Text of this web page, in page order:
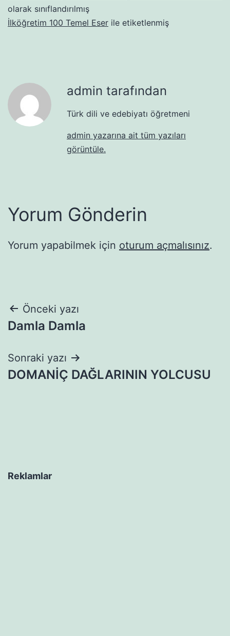
olarak sınıflandırılmış
İlköğretim 100 Temel Eser ile etiketlenmiş
admin tarafından
Türk dili ve edebiyatı öğretmeni
admin yazarına ait tüm yazıları
görüntüle.
Yorum Gönderin
Yorum yapabilmek için oturum açmalısınız.
Yazı
gezinmesi
Önceki yazı
Damla Damla
Sonraki yazı
DOMANİÇ DAĞLARININ YOLCUSU
Reklamlar